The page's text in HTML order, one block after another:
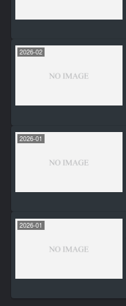
2026-02
2026-01
2026-01